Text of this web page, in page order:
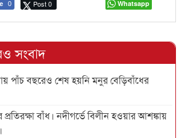
0 Post 0 Whatsapp
সংবাদ
পাঁচ বছরেও শেষ হয়নি মনুর বেড়িবাঁধের
বাঁধ। নদীগর্ভে বিলীন হওয়ার আশঙ্কায়